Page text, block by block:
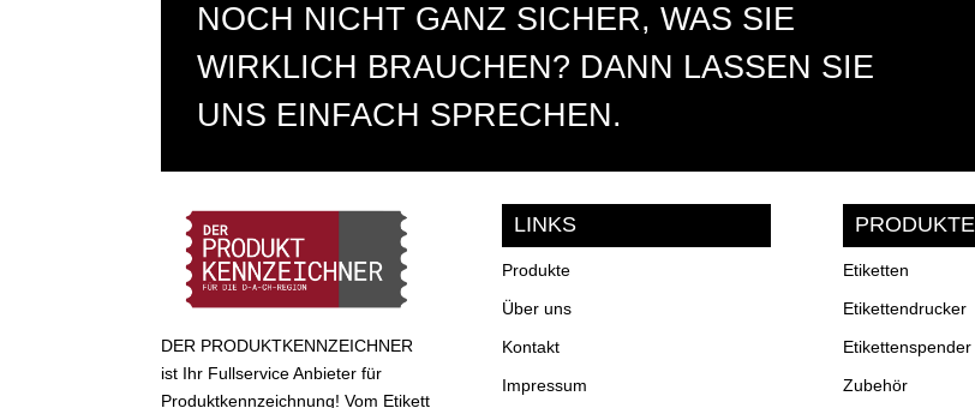
NOCH NICHT GANZ SICHER, WAS SIE
WIRKLICH BRAUCHEN? DANN LASSEN SIE
UNS EINFACH SPRECHEN.
DER PRODUKTKENNZEICHNER
ist Ihr Fullservice Anbieter für
Produktkennzeichnung! Vom Etikett
LINKS
Produkte
Über uns
Kontakt
Impressum
PRODUKTE
Etiketten
Etikettendrucker
Etikettenspender
Zubehör